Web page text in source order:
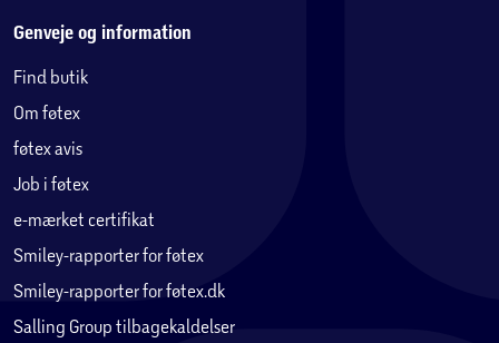
Genveje og information
Find butik
Om føtex
føtex avis
Job i føtex
e-mærket certifikat
Smiley-rapporter for føtex
Smiley-rapporter for føtex.dk
Salling Group tilbagekaldelser